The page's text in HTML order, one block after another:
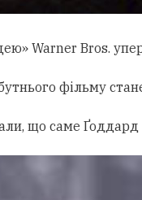
Warner Bros.
фільму
що саме